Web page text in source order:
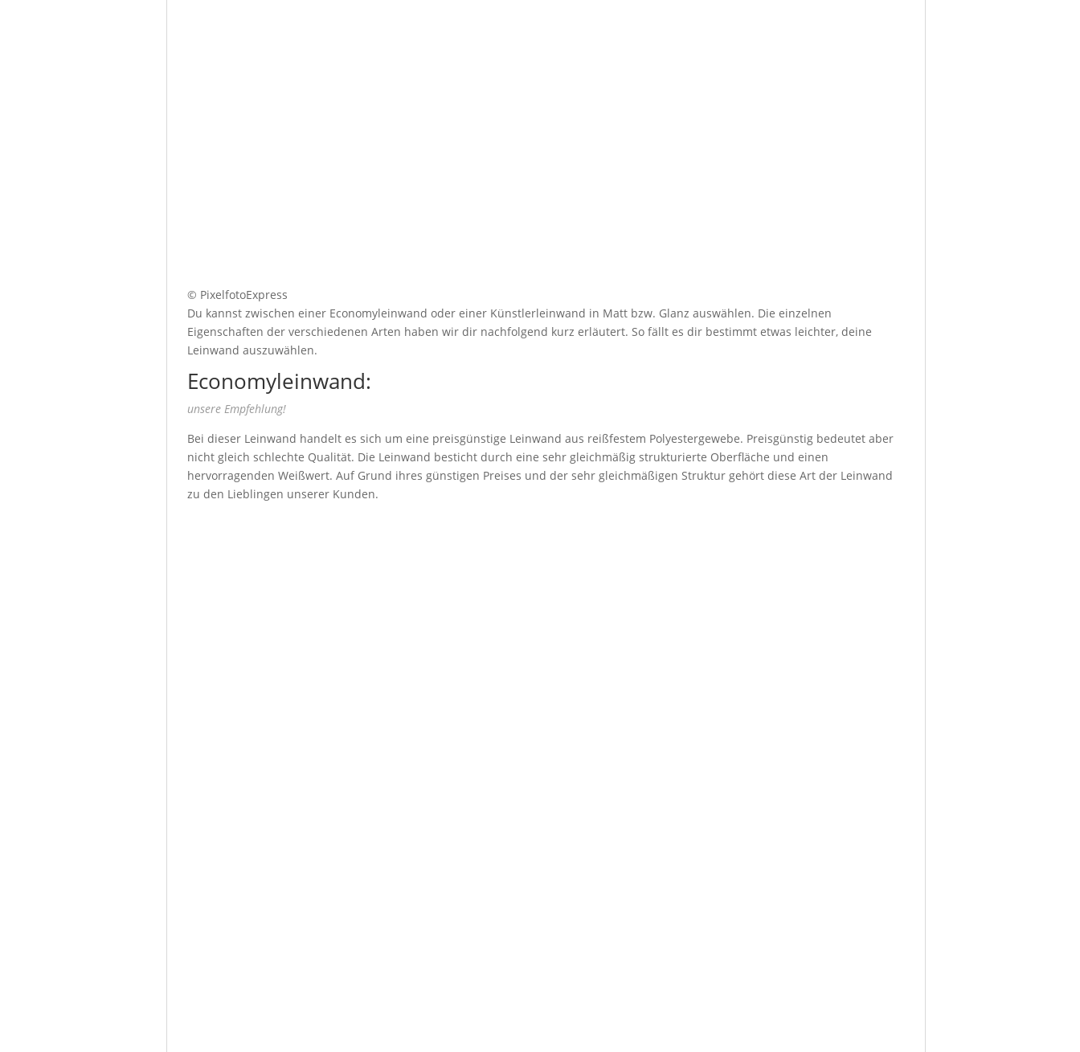
© PixelfotoExpress
Du kannst zwischen einer Economyleinwand oder einer Künstlerleinwand in Matt bzw. Glanz auswählen. Die einzelnen
Eigenschaften der verschiedenen Arten haben wir dir nachfolgend kurz erläutert. So fällt es dir bestimmt etwas leichter, deine
Leinwand auszuwählen.
Economyleinwand:
unsere Empfehlung!
Bei dieser Leinwand handelt es sich um eine preisgünstige Leinwand aus reißfestem Polyestergewebe. Preisgünstig bedeutet aber
nicht gleich schlechte Qualität. Die Leinwand besticht durch eine sehr gleichmäßig strukturierte Oberfläche und einen
hervorragenden Weißwert. Auf Grund ihres günstigen Preises und der sehr gleichmäßigen Struktur gehört diese Art der Leinwand
zu den Lieblingen unserer Kunden.